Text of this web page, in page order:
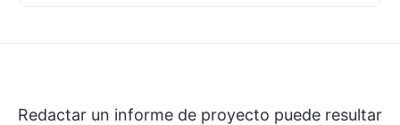
Redactar un informe de proyecto puede resultar